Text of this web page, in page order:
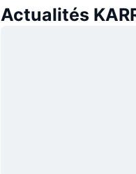
Actualités